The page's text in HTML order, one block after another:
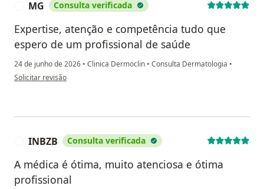
MG Consulta verificada
Expertise, atenção e competência tudo que
espero de um profissional de saúde
24 de junho de 2026 • Clinica Dermoclin • Consulta Dermatologia •
na opinião do utilizador MG
Solicitar revisão
INBZB Consulta verificada
A médica é ótima, muito atenciosa e ótima
profissional